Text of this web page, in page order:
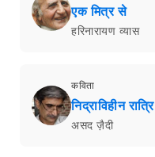
एक मित्र से
हरिनारायण व्यास
कविता
निद्राविहीन रात्रि
असद ज़ैदी